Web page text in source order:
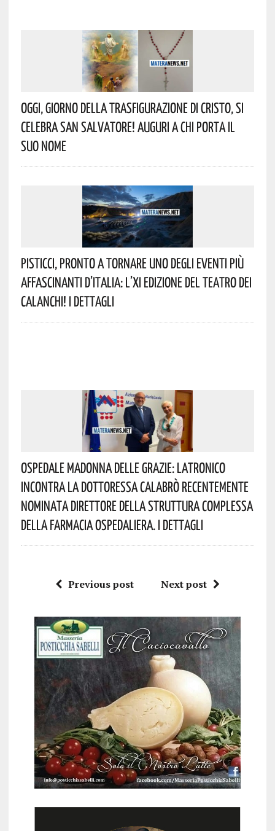
Oggi, Giorno Della Trasfigurazione Di Cristo, Si
Celebra San Salvatore! Auguri A Chi Porta Il
Suo Nome
Pisticci, Pronto A Tornare Uno Degli Eventi Più
Affascinanti D’Italia: L’XI Edizione Del Teatro Dei
Calanchi! I Dettagli
Ospedale Madonna Delle Grazie: Latronico
Incontra La Dottoressa Calabrò Recentemente
Nominata Direttore Della Struttura Complessa
Della Farmacia Ospedaliera. I Dettagli
Previous post Next post